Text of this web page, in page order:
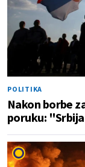
POLITIKA
Nakon borbe
poruku: